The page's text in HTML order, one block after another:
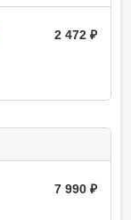
2 472
7 990